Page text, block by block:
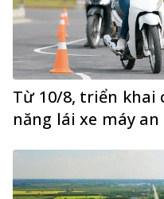
Từ 10/8, triển khai
năng lái xe máy